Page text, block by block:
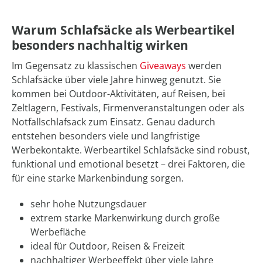
Warum Schlafsäcke als Werbeartikel
besonders nachhaltig wirken
Im Gegensatz zu klassischen Giveaways werden
Schlafsäcke über viele Jahre hinweg genutzt. Sie
kommen bei Outdoor-Aktivitäten, auf Reisen, bei
Zeltlagern, Festivals, Firmenveranstaltungen oder als
Notfallschlafsack zum Einsatz. Genau dadurch
entstehen besonders viele und langfristige
Werbekontakte. Werbeartikel Schlafsäcke sind robust,
funktional und emotional besetzt – drei Faktoren, die
für eine starke Markenbindung sorgen.
sehr hohe Nutzungsdauer
extrem starke Markenwirkung durch große
Werbefläche
ideal für Outdoor, Reisen & Freizeit
nachhaltiger Werbeeffekt über viele Jahre